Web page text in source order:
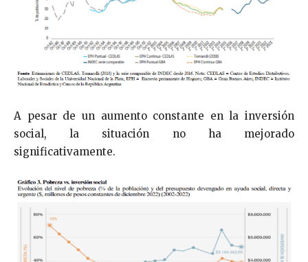
A pesar de un aumento constante en la inversión
social, la situación no ha mejorado
significativamente.